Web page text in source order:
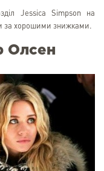
Jessica Simpson на
за хорошими знижками.
Олсен